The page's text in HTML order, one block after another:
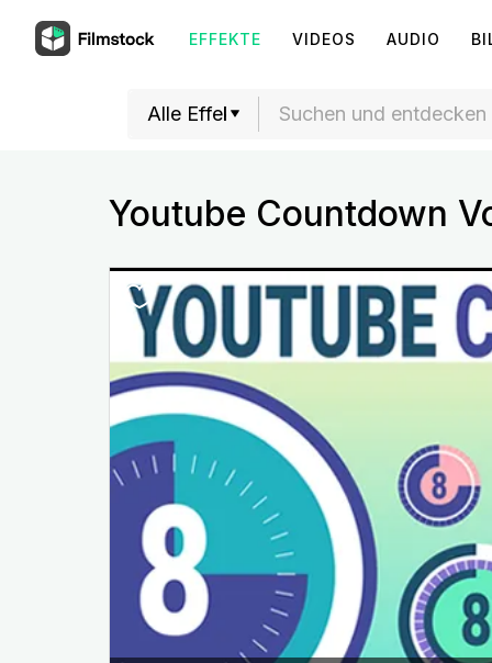
EFFEKTE VIDEOS AUDIO
Youtube Countdown